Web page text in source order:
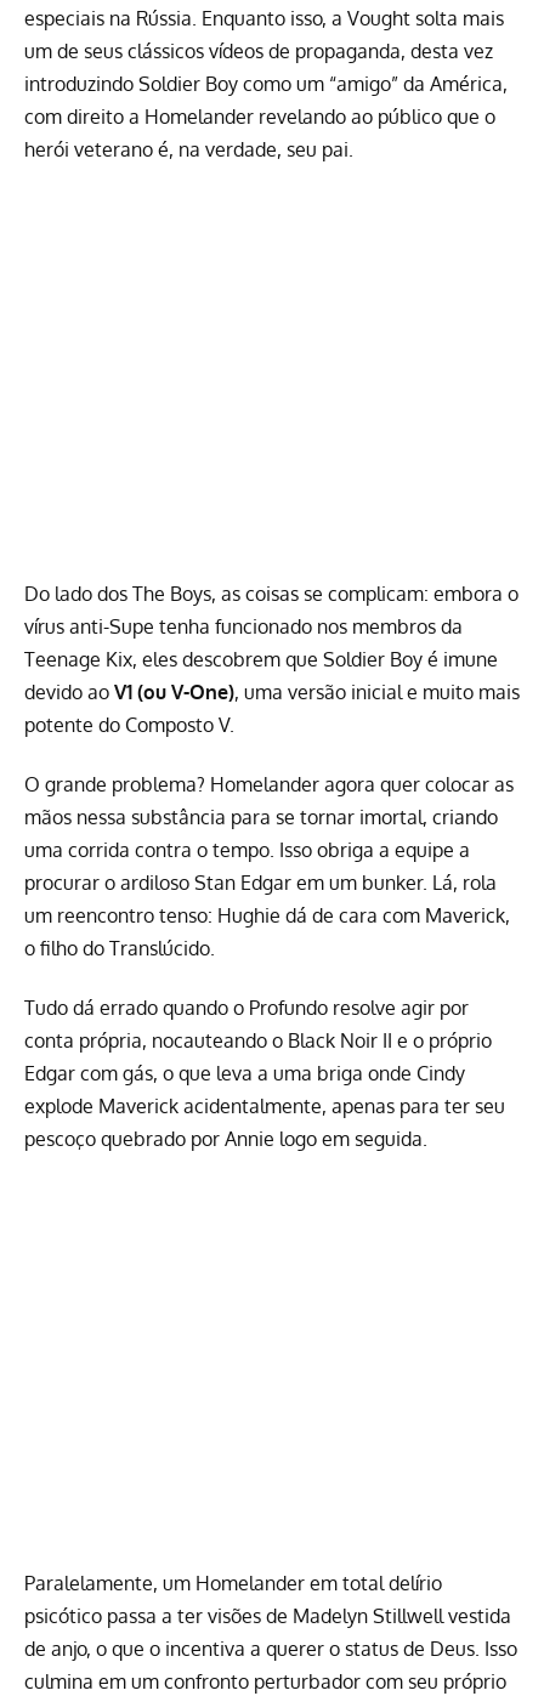
especiais na Rússia. Enquanto isso, a Vought solta mais
um de seus clássicos vídeos de propaganda, desta vez
introduzindo Soldier Boy como um “amigo” da América,
com direito a Homelander revelando ao público que o
herói veterano é, na verdade, seu pai.
Do lado dos The Boys, as coisas se complicam: embora o
vírus anti-Supe tenha funcionado nos membros da
Teenage Kix, eles descobrem que Soldier Boy é imune
devido ao V1 (ou V-One), uma versão inicial e muito mais
potente do Composto V.
O grande problema? Homelander agora quer colocar as
mãos nessa substância para se tornar imortal, criando
uma corrida contra o tempo. Isso obriga a equipe a
procurar o ardiloso Stan Edgar em um bunker. Lá, rola
um reencontro tenso: Hughie dá de cara com Maverick,
o filho do Translúcido.
Tudo dá errado quando o Profundo resolve agir por
conta própria, nocauteando o Black Noir II e o próprio
Edgar com gás, o que leva a uma briga onde Cindy
explode Maverick acidentalmente, apenas para ter seu
pescoço quebrado por Annie logo em seguida.
Paralelamente, um Homelander em total delírio
psicótico passa a ter visões de Madelyn Stillwell vestida
de anjo, o que o incentiva a querer o status de Deus. Isso
culmina em um confronto perturbador com seu próprio